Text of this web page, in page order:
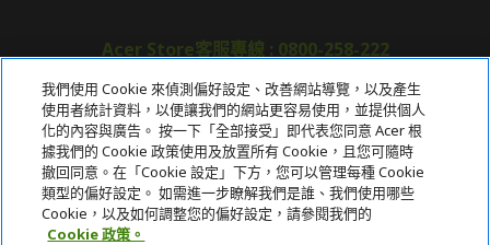
Acer Store客服專線 : 0800-258-222
關於宏碁
服務
宏碁網路商城
我們使用 Cookie 來偵測偏好設定、改善網站導覽，以及產生
使用者統計資料，以便讓我們的網站更容易使用，並提供個人
化的內容與廣告。 按一下「全部接受」即代表您同意 Acer 根
據我們的 Cookie 政策使用及放置所有 Cookie，且您可隨時
撤回同意。在「Cookie 設定」下方，您可以管理每種 Cookie
類型的偏好設定。 如需進一步瞭解我們是誰、我們使用哪些
Cookie，以及如何調整您的偏好設定，請參閱我們的
Cookie 政策。